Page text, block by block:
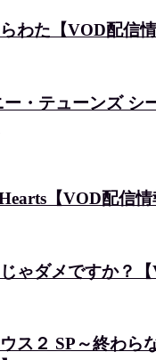
わた【VOD配信情
ー・テューンズ シ
【VOD配信情
ゃダメですか？【
ス２ SP～終わら